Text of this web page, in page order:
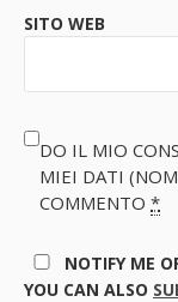
SITO WEB
DO IL MIO
MIEI DATI
COMMENTO *
NOTIFY ME
YOU CAN ALSO